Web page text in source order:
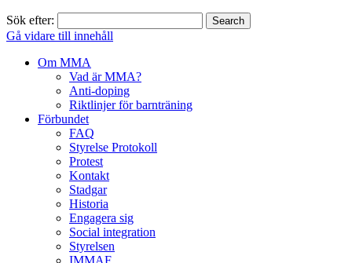
Sök efter:
Gå vidare till innehåll
Om MMA
Vad är MMA?
Anti-doping
Riktlinjer för barnträning
Förbundet
FAQ
Styrelse Protokoll
Protest
Kontakt
Stadgar
Historia
Engagera sig
Social integration
Styrelsen
IMMAF